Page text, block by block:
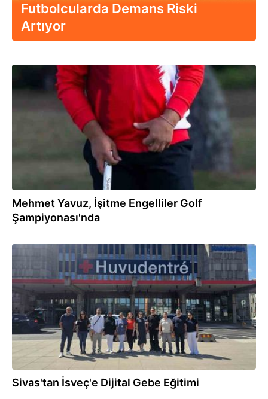
Futbolcularda Demans Riski
Artıyor
06.08.2026
Mehmet Yavuz, İşitme Engelliler Golf
Şampiyonası'nda
Sivas'tan İsveç'e Dijital Gebe Eğitimi